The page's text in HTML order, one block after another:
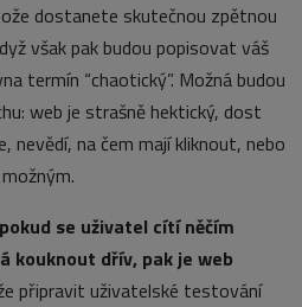
dostanete skutečnou zpětnou
však pak budou popisovat váš
termín “chaotický”. Možná budou
web je strašně hektický, dost
nevědí, na čem mají kliknout, nebo
se uživatel cítí něčím
kouknout dřív, pak je web
připravit uživatelské testování